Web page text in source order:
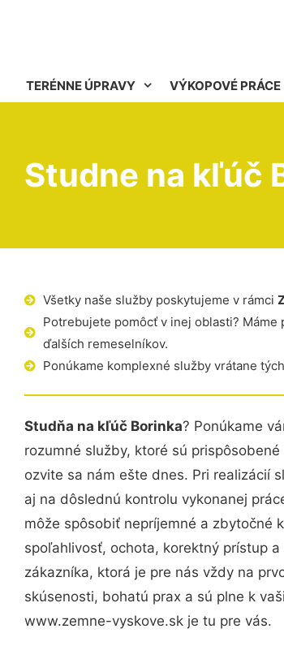
TERÉNNE ÚPRAVY VÝKOPOVÉ PRÁCE
Studne na kľúč
Všetky naše služby poskytujeme v rámci
Potrebujete pomôcť v inej oblasti?
ďalších remeselníkov.
Ponúkame komplexné služby vrátane
Studňa na kľúč Borinka? Ponúkame
rozumné služby, ktoré sú
ozvite sa nám ešte dnes. Pri realizácií
aj na dôslednú kontrolu vykonanej
môže spôsobiť nepríjemné a zbytočné
spoľahlivosť, ochota, korektný prístup
zákazníka, ktorá je pre nás vždy na
skúsenosti, bohatú prax a sú plne k
www.zemne-vyskove.sk je tu pre vás.